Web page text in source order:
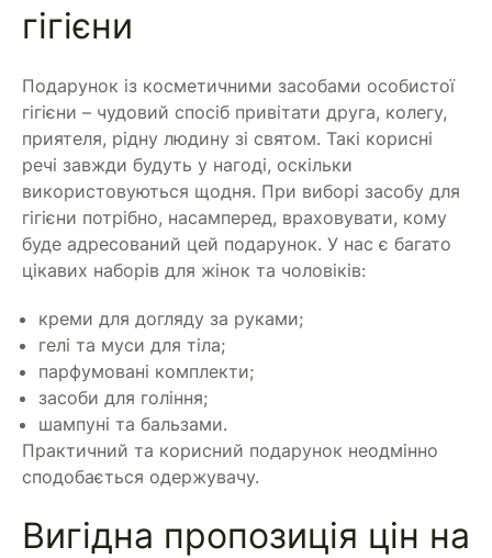
гігієни
Подарунок із косметичними засобами особистої
гігієни – чудовий спосіб привітати друга, колегу,
приятеля, рідну людину зі святом. Такі корисні
речі завжди будуть у нагоді, оскільки
використовуються щодня. При виборі засобу для
гігієни потрібно, насамперед, враховувати, кому
буде адресований цей подарунок. У нас є багато
цікавих наборів для жінок та чоловіків:
креми для догляду за руками;
гелі та муси для тіла;
парфумовані комплекти;
засоби для гоління;
шампуні та бальзами.
Практичний та корисний подарунок неодмінно
сподобається одержувачу.
Вигідна пропозиція цін на